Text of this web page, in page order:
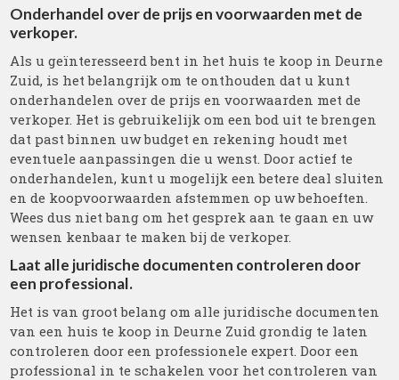
Onderhandel over de prijs en voorwaarden met de
verkoper.
Als u geïnteresseerd bent in het huis te koop in Deurne
Zuid, is het belangrijk om te onthouden dat u kunt
onderhandelen over de prijs en voorwaarden met de
verkoper. Het is gebruikelijk om een bod uit te brengen
dat past binnen uw budget en rekening houdt met
eventuele aanpassingen die u wenst. Door actief te
onderhandelen, kunt u mogelijk een betere deal sluiten
en de koopvoorwaarden afstemmen op uw behoeften.
Wees dus niet bang om het gesprek aan te gaan en uw
wensen kenbaar te maken bij de verkoper.
Laat alle juridische documenten controleren door
een professional.
Het is van groot belang om alle juridische documenten
van een huis te koop in Deurne Zuid grondig te laten
controleren door een professionele expert. Door een
professional in te schakelen voor het controleren van